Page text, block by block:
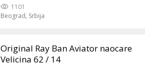
1101
Beograd, Srbija
Original Ray Ban Aviator naocare
Velicina 62 / 14